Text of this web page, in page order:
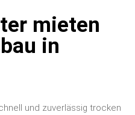
mieten
in
und zuverlässig trocken